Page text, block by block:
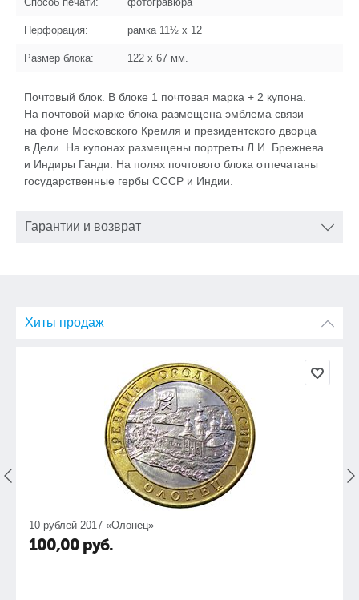
Перфорация: рамка 11½ x 12
Размер блока: 122 x 67 мм.
Почтовый блок. В блоке 1 почтовая марка + 2 купона.
На почтовой марке блока размещена эмблема связи
на фоне Московского Кремля и президентского дворца
в Дели. На купонах размещены портреты Л.И. Брежнева
и Индиры Ганди. На полях почтового блока отпечатаны
государственные гербы СССР и Индии.
Гарантии и возврат
Хиты продаж
10 рублей 2017 «Олонец»
100,00 руб.